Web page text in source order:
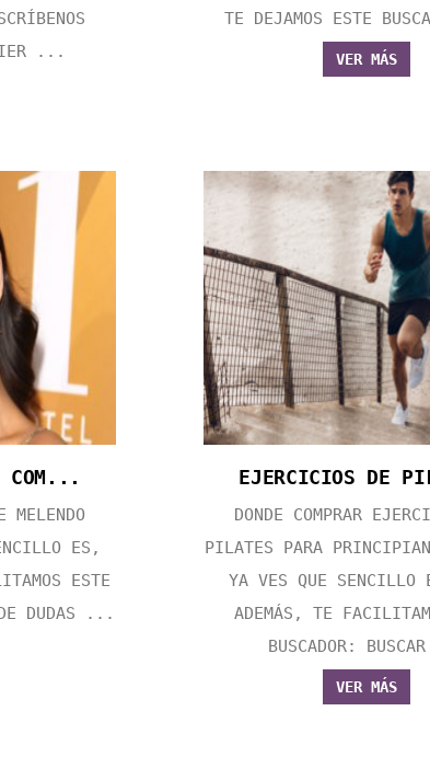
...
TE DEJAMOS ESTE
VER MÁS
COM...
MELENDO
ES,
ESTE
DE DUDAS ...
EJERCICIOS DE
DONDE COMPRAR
PILATES PARA
YA VES QUE SENCILLO
ADEMÁS, TE
BUSCADOR:
VER MÁS